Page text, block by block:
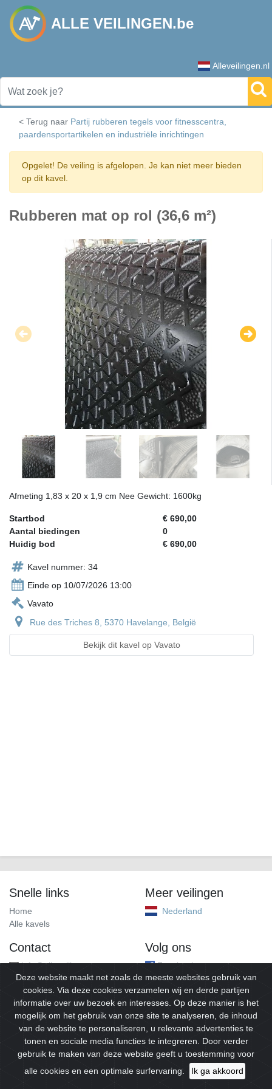
ALLE VEILINGEN.be
Alleveilingen.nl
< Terug naar Partij rubberen tegels voor fitnesscentra,
paardensportartikelen en industriële inrichtingen
Opgelet! De veiling is afgelopen. Je kan niet meer bieden
op dit kavel.
Rubberen mat op rol (36,6 m²)
Afmeting 1,83 x 20 x 1,9 cm Nee Gewicht: 1600kg
Startbod
€ 690,00
Aantal biedingen
0
Huidig bod
€ 690,00
Kavel nummer: 34
Einde op 10/07/2026 13:00
Vavato
Rue des Triches 8, 5370 Havelange, België
Bekijk dit kavel op Vavato
Snelle links
Home
Alle kavels
Meer veilingen
Nederland
Contact
info@alleveilingen.net
Volg ons
Facebook
© 2026Alleveilingen.Alle rechten voorbehouden.
Deze website maakt net zoals de meeste websites gebruik van
cookies. Via deze cookies verzamelen wij en derde partijen
informatie over uw bezoek en interesses. Op deze manier is het
mogelijk om het gebruik van onze site te analyseren, de inhoud
van de website te personaliseren, u relevante advertenties te
tonen en sociale media functies te integreren. Door verder
gebruik te maken van deze website geeft u toestemming voor
alle cookies en een optimale surfervaring.
Ik ga akkoord